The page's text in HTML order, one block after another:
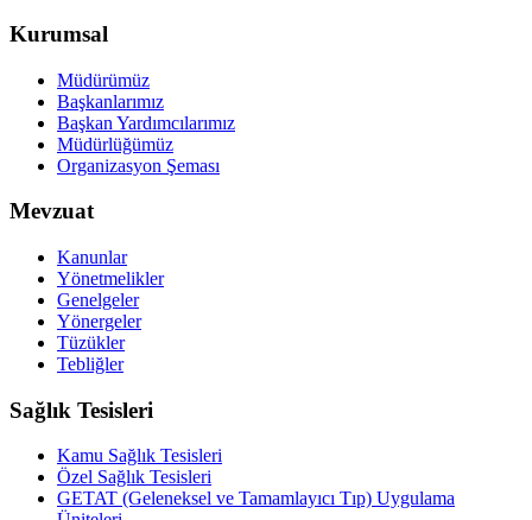
Kurumsal
Müdürümüz
Başkanlarımız
Başkan Yardımcılarımız
Müdürlüğümüz
Organizasyon Şeması
Mevzuat
Kanunlar
Yönetmelikler
Genelgeler
Yönergeler
Tüzükler
Tebliğler
Sağlık Tesisleri
Kamu Sağlık Tesisleri
Özel Sağlık Tesisleri
GETAT (Geleneksel ve Tamamlayıcı Tıp) Uygulama